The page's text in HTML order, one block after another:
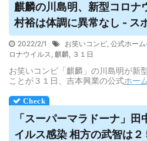
麒麟の川島明、新型コロナ
村裕は体調に異常なし - ス
2022/2/1 お笑いコンビ, 公式ホー
ロナウイルス, 麒麟, ３１日
お笑いコンビ「麒麟」の川島明が新
ことが３１日、吉本興業の公式ホー
「スーパーマラドーナ」
イルス感染 相方の武智は